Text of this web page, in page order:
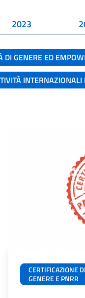
2023
DI GENERE ED
INTERNAZIONALI
CERTIFICAZIONE
GENERE E PNRR